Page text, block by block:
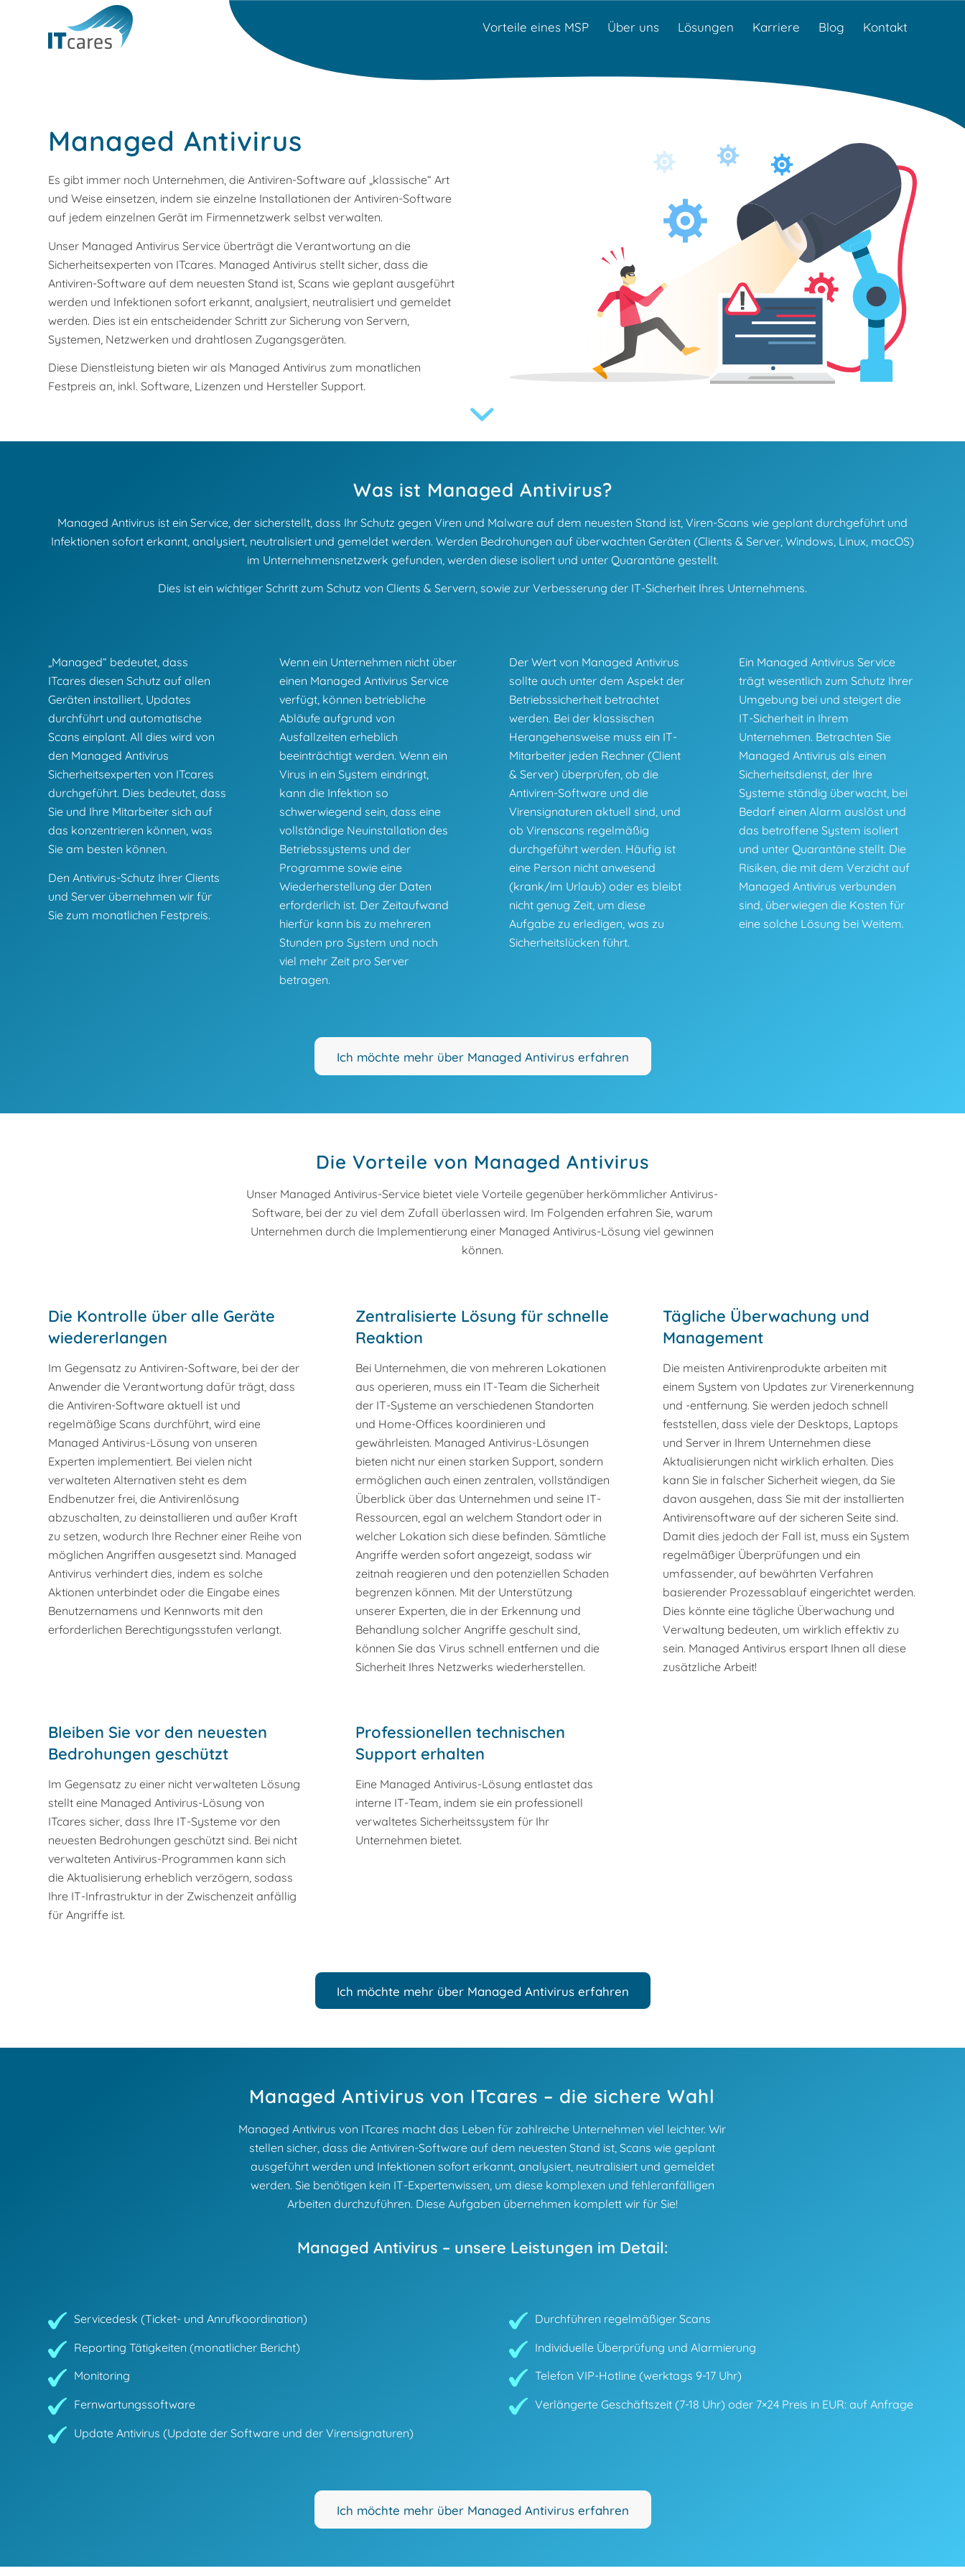
Vorteile eines MSP Über uns Lösungen Karriere Blog Kontakt
Managed Antivirus
Es gibt immer noch Unternehmen, die Antiviren-Software auf „klassische“ Art
und Weise einsetzen, indem sie einzelne Installationen der Antiviren-Software
auf jedem einzelnen Gerät im Firmennetzwerk selbst verwalten.
Unser Managed Antivirus Service überträgt die Verantwortung an die
Sicherheitsexperten von ITcares. Managed Antivirus stellt sicher, dass die
Antiviren-Software auf dem neuesten Stand ist, Scans wie geplant ausgeführt
werden und Infektionen sofort erkannt, analysiert, neutralisiert und gemeldet
werden. Dies ist ein entscheidender Schritt zur Sicherung von Servern,
Systemen, Netzwerken und drahtlosen Zugangsgeräten.
Diese Dienstleistung bieten wir als Managed Antivirus zum monatlichen
Festpreis an, inkl. Software, Lizenzen und Hersteller Support.
Was ist Managed Antivirus?
Managed Antivirus ist ein Service, der sicherstellt, dass Ihr Schutz gegen Viren und Malware auf dem neuesten Stand ist, Viren-Scans wie geplant durchgeführt und
Infektionen sofort erkannt, analysiert, neutralisiert und gemeldet werden. Werden Bedrohungen auf überwachten Geräten (Clients & Server, Windows, Linux, macOS)
im Unternehmensnetzwerk gefunden, werden diese isoliert und unter Quarantäne gestellt.
Dies ist ein wichtiger Schritt zum Schutz von Clients & Servern, sowie zur Verbesserung der IT-Sicherheit Ihres Unternehmens.
„Managed“ bedeutet, dass
ITcares diesen Schutz auf allen
Geräten installiert, Updates
durchführt und automatische
Scans einplant. All dies wird von
den Managed Antivirus
Sicherheitsexperten von ITcares
durchgeführt. Dies bedeutet, dass
Sie und Ihre Mitarbeiter sich auf
das konzentrieren können, was
Sie am besten können.
Den Antivirus-Schutz Ihrer Clients
und Server übernehmen wir für
Sie zum monatlichen Festpreis.
Wenn ein Unternehmen nicht über
einen Managed Antivirus Service
verfügt, können betriebliche
Abläufe aufgrund von
Ausfallzeiten erheblich
beeinträchtigt werden. Wenn ein
Virus in ein System eindringt,
kann die Infektion so
schwerwiegend sein, dass eine
vollständige Neuinstallation des
Betriebssystems und der
Programme sowie eine
Wiederherstellung der Daten
erforderlich ist. Der Zeitaufwand
hierfür kann bis zu mehreren
Stunden pro System und noch
viel mehr Zeit pro Server
betragen.
Der Wert von Managed Antivirus
sollte auch unter dem Aspekt der
Betriebssicherheit betrachtet
werden. Bei der klassischen
Herangehensweise muss ein IT-
Mitarbeiter jeden Rechner (Client
& Server) überprüfen, ob die
Antiviren-Software und die
Virensignaturen aktuell sind, und
ob Virenscans regelmäßig
durchgeführt werden. Häufig ist
eine Person nicht anwesend
(krank/im Urlaub) oder es bleibt
nicht genug Zeit, um diese
Aufgabe zu erledigen, was zu
Sicherheitslücken führt.
Ein Managed Antivirus Service
trägt wesentlich zum Schutz Ihrer
Umgebung bei und steigert die
IT-Sicherheit in Ihrem
Unternehmen. Betrachten Sie
Managed Antivirus als einen
Sicherheitsdienst, der Ihre
Systeme ständig überwacht, bei
Bedarf einen Alarm auslöst und
das betroffene System isoliert
und unter Quarantäne stellt. Die
Risiken, die mit dem Verzicht auf
Managed Antivirus verbunden
sind, überwiegen die Kosten für
eine solche Lösung bei Weitem.
Ich möchte mehr über Managed Antivirus erfahren
Die Vorteile von Managed Antivirus
Unser Managed Antivirus-Service bietet viele Vorteile gegenüber herkömmlicher Antivirus-
Software, bei der zu viel dem Zufall überlassen wird. Im Folgenden erfahren Sie, warum
Unternehmen durch die Implementierung einer Managed Antivirus-Lösung viel gewinnen
können.
Die Kontrolle über alle Geräte
wiedererlangen
Im Gegensatz zu Antiviren-Software, bei der der
Anwender die Verantwortung dafür trägt, dass
die Antiviren-Software aktuell ist und
regelmäßige Scans durchführt, wird eine
Managed Antivirus-Lösung von unseren
Experten implementiert. Bei vielen nicht
verwalteten Alternativen steht es dem
Endbenutzer frei, die Antivirenlösung
abzuschalten, zu deinstallieren und außer Kraft
zu setzen, wodurch Ihre Rechner einer Reihe von
möglichen Angriffen ausgesetzt sind. Managed
Antivirus verhindert dies, indem es solche
Aktionen unterbindet oder die Eingabe eines
Benutzernamens und Kennworts mit den
erforderlichen Berechtigungsstufen verlangt.
Zentralisierte Lösung für schnelle
Reaktion
Bei Unternehmen, die von mehreren Lokationen
aus operieren, muss ein IT-Team die Sicherheit
der IT-Systeme an verschiedenen Standorten
und Home-Offices koordinieren und
gewährleisten. Managed Antivirus-Lösungen
bieten nicht nur einen starken Support, sondern
ermöglichen auch einen zentralen, vollständigen
Überblick über das Unternehmen und seine IT-
Ressourcen, egal an welchem Standort oder in
welcher Lokation sich diese befinden. Sämtliche
Angriffe werden sofort angezeigt, sodass wir
zeitnah reagieren und den potenziellen Schaden
begrenzen können. Mit der Unterstützung
unserer Experten, die in der Erkennung und
Behandlung solcher Angriffe geschult sind,
können Sie das Virus schnell entfernen und die
Sicherheit Ihres Netzwerks wiederherstellen.
Tägliche Überwachung und
Management
Die meisten Antivirenprodukte arbeiten mit
einem System von Updates zur Virenerkennung
und -entfernung. Sie werden jedoch schnell
feststellen, dass viele der Desktops, Laptops
und Server in Ihrem Unternehmen diese
Aktualisierungen nicht wirklich erhalten. Dies
kann Sie in falscher Sicherheit wiegen, da Sie
davon ausgehen, dass Sie mit der installierten
Antivirensoftware auf der sicheren Seite sind.
Damit dies jedoch der Fall ist, muss ein System
regelmäßiger Überprüfungen und ein
umfassender, auf bewährten Verfahren
basierender Prozessablauf eingerichtet werden.
Dies könnte eine tägliche Überwachung und
Verwaltung bedeuten, um wirklich effektiv zu
sein. Managed Antivirus erspart Ihnen all diese
zusätzliche Arbeit!
Bleiben Sie vor den neuesten
Bedrohungen geschützt
Im Gegensatz zu einer nicht verwalteten Lösung
stellt eine Managed Antivirus-Lösung von
ITcares sicher, dass Ihre IT-Systeme vor den
neuesten Bedrohungen geschützt sind. Bei nicht
verwalteten Antivirus-Programmen kann sich
die Aktualisierung erheblich verzögern, sodass
Ihre IT-Infrastruktur in der Zwischenzeit anfällig
für Angriffe ist.
Professionellen technischen
Support erhalten
Eine Managed Antivirus-Lösung entlastet das
interne IT-Team, indem sie ein professionell
verwaltetes Sicherheitssystem für Ihr
Unternehmen bietet.
Ich möchte mehr über Managed Antivirus erfahren
Managed Antivirus von ITcares – die sichere Wahl
Managed Antivirus von ITcares macht das Leben für zahlreiche Unternehmen viel leichter. Wir
stellen sicher, dass die Antiviren-Software auf dem neuesten Stand ist, Scans wie geplant
ausgeführt werden und Infektionen sofort erkannt, analysiert, neutralisiert und gemeldet
werden. Sie benötigen kein IT-Expertenwissen, um diese komplexen und fehleranfälligen
Arbeiten durchzuführen. Diese Aufgaben übernehmen komplett wir für Sie!
Managed Antivirus – unsere Leistungen im Detail:
Servicedesk (Ticket- und Anrufkoordination)
Reporting Tätigkeiten (monatlicher Bericht)
Monitoring
Fernwartungssoftware
Update Antivirus (Update der Software und der Virensignaturen)
Durchführen regelmäßiger Scans
Individuelle Überprüfung und Alarmierung
Telefon VIP-Hotline (werktags 9-17 Uhr)
Verlängerte Geschäftszeit (7-18 Uhr) oder 7×24 Preis in EUR: auf Anfrage
Ich möchte mehr über Managed Antivirus erfahren